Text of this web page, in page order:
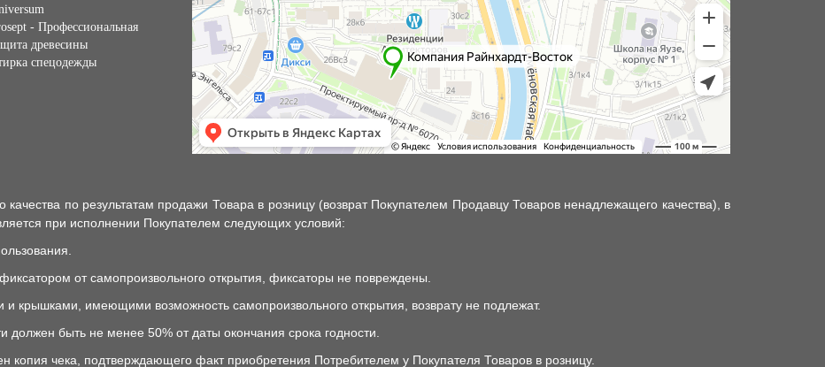
- Профессиональная
древесины
спецодежды
по результатам продажи Товара в розницу (возврат Покупателем Продавцу Товаров ненадлежащего качества), в
при исполнении Покупателем следующих условий:
от самопроизвольного открытия, фиксаторы не повреждены.
и крышками, имеющими возможность самопроизвольного открытия, возврату не подлежат.
должен быть не менее 50% от даты окончания срока годности.
копия чека, подтверждающего факт приобретения Потребителем у Покупателя Товаров в розницу.